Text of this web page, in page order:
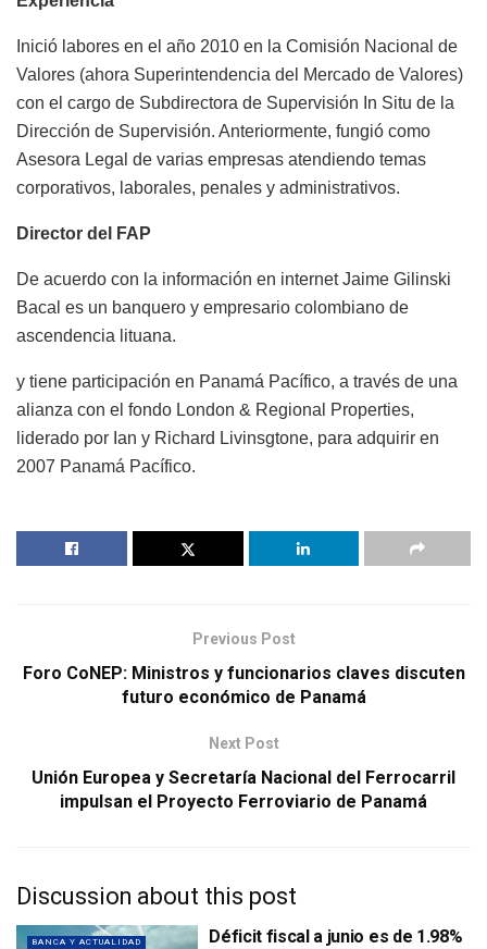
Inició labores en el año 2010 en la Comisión Nacional de
Valores (ahora Superintendencia del Mercado de Valores)
con el cargo de Subdirectora de Supervisión In Situ de la
Dirección de Supervisión. Anteriormente, fungió como
Asesora Legal de varias empresas atendiendo temas
corporativos, laborales, penales y administrativos.
Director del FAP
De acuerdo con la información en internet Jaime Gilinski
Bacal es un banquero y empresario colombiano de
ascendencia lituana.
y tiene participación en Panamá Pacífico, a través de una
alianza con el fondo London & Regional Properties,
liderado por Ian y Richard Livinsgtone, para adquirir en
2007 Panamá Pacífico.
Previous Post
Foro CoNEP: Ministros y funcionarios claves discuten
futuro económico de Panamá
Next Post
Unión Europea y Secretaría Nacional del Ferrocarril
impulsan el Proyecto Ferroviario de Panamá
Discussion about this post
BANCA Y ACTUALIDAD
Déficit fiscal a junio es de 1.98%